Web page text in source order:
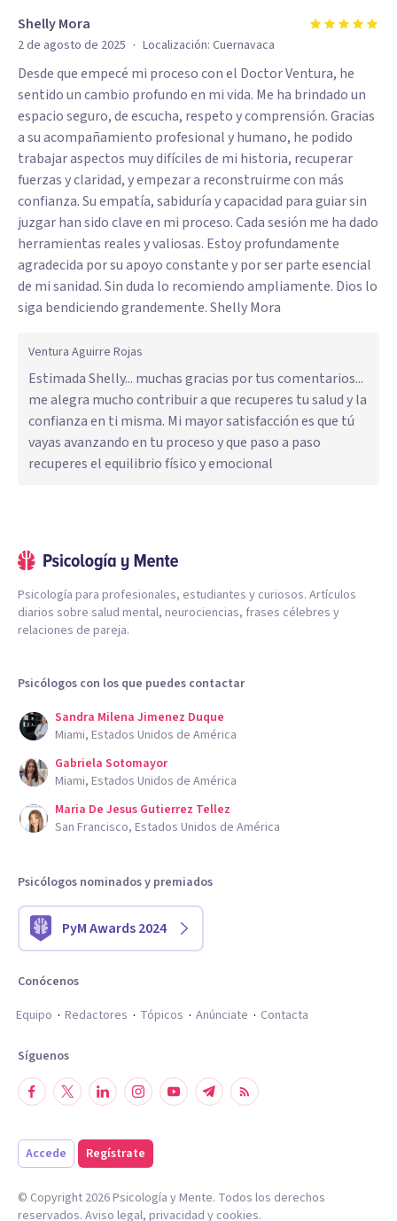
Shelly Mora
2 de agosto de 2025 · Localización: Cuernavaca
Desde que empecé mi proceso con el Doctor Ventura, he
sentido un cambio profundo en mi vida. Me ha brindado un
espacio seguro, de escucha, respeto y comprensión. Gracias
a su acompañamiento profesional y humano, he podido
trabajar aspectos muy difíciles de mi historia, recuperar
fuerzas y claridad, y empezar a reconstruirme con más
confianza. Su empatía, sabiduría y capacidad para guiar sin
juzgar han sido clave en mi proceso. Cada sesión me ha dado
herramientas reales y valiosas. Estoy profundamente
agradecida por su apoyo constante y por ser parte esencial
de mi sanidad. Sin duda lo recomiendo ampliamente. Dios lo
siga bendiciendo grandemente. Shelly Mora
Ventura Aguirre Rojas
Estimada Shelly... muchas gracias por tus comentarios...
me alegra mucho contribuir a que recuperes tu salud y la
confianza en ti misma. Mi mayor satisfacción es que tú
vayas avanzando en tu proceso y que paso a paso
recuperes el equilibrio físico y emocional
Psicología para profesionales, estudiantes y curiosos. Artículos
diarios sobre salud mental, neurociencias, frases célebres y
relaciones de pareja.
Psicólogos con los que puedes contactar
Sandra Milena Jimenez Duque
Miami, Estados Unidos de América
Gabriela Sotomayor
Miami, Estados Unidos de América
Maria De Jesus Gutierrez Tellez
San Francisco, Estados Unidos de América
Psicólogos nominados y premiados
PyM Awards 2024
Conócenos
Equipo
Redactores Tópicos Anúnciate Contacta
Síguenos
Accede Regístrate
© Copyright 2026Psicología y Mente. Todos los derechos
reservados. Aviso legal, privacidad y cookies.